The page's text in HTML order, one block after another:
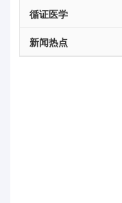
循证医学
新闻热点